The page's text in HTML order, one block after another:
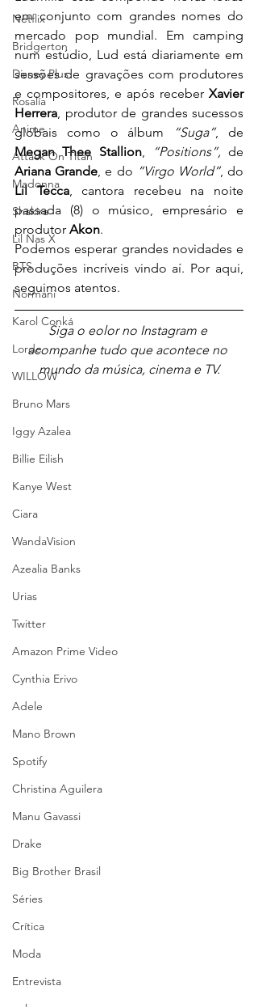
Netflix
Bridgerton
Disney Plus
Rosalía
Anime
Attack On Titan
Madonna
Shakira
Lil Nas X
BTS
Normani
Karol Conká
Lorde
WILLOW
Bruno Mars
Iggy Azalea
Billie Eilish
Kanye West
Ciara
WandaVision
Azealia Banks
Urias
Twitter
Amazon Prime Video
Cynthia Erivo
Adele
Mano Brown
Spotify
Christina Aguilera
Manu Gavassi
Drake
Big Brother Brasil
Séries
Crítica
Moda
Entrevista
em conjunto com grandes nomes do
mercado pop mundial. Em camping
num estúdio, Lud está diariamente em
sessões de gravações com produtores
e compositores, e após receber Xavier
Herrera , produtor de grandes sucessos
globais como o álbum
“Suga”
Megan Thee Stallion, “Positions”,
Ariana Grande , e do “Virgo World”
Lil Tecca, cantora recebeu na noite
passada (8) o músico, empresário e
produtor Akon.
Podemos esperar grandes novidades e
produções incríveis vindo aí. Por aqui,
seguimos atentos.
Siga o eolor no Instagram e
acompanhe tudo que acontece no
mundo da música, cinema e TV.